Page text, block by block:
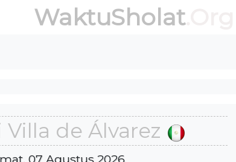
WaktuSholat.Org
de Álvarez
07 Agustus 2026